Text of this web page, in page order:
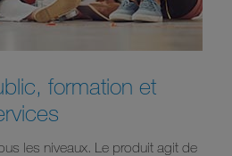
formation et
les niveaux. Le produit agit de